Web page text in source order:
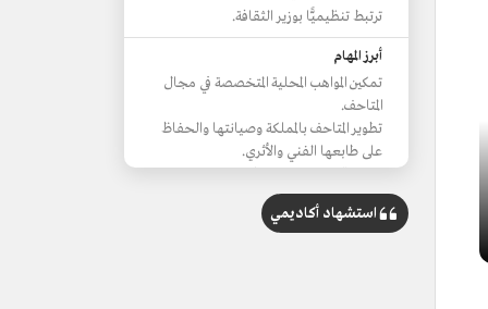
ترتبط تنظيميًّا بوزير الثقافة.
أبرز المهام
تمكين المواهب المحلية المتخصصة في مجال
المتاحف.
تطوير المتاحف بالمملكة وصيانتها والحفاظ
على طابعها الفني والأثري.
استشهاد أكاديمي